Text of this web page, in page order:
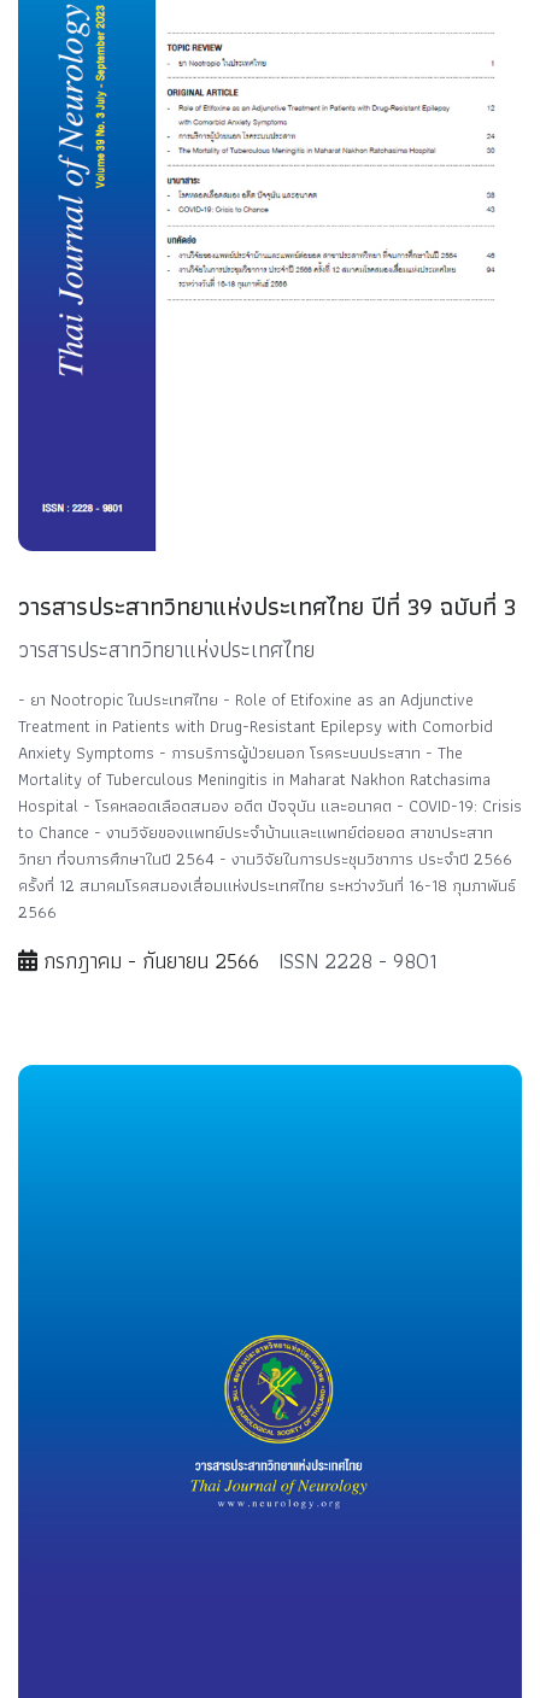
วารสารประสาทวิทยาแห่งประเทศไทย ปีที่ 39 ฉบับที่ 3
วารสารประสาทวิทยาแห่งประเทศไทย
- ยา Nootropic ในประเทศไทย - Role of Etifoxine as an Adjunctive
Treatment in Patients with Drug-Resistant Epilepsy with Comorbid
Anxiety Symptoms - การบริการผู้ป่วยนอก โรคระบบประสาท - The
Mortality of Tuberculous Meningitis in Maharat Nakhon Ratchasima
Hospital - โรคหลอดเลือดสมอง อดีต ปัจจุบัน และอนาคต - COVID-19: Crisis
to Chance - งานวิจัยของแพทย์ประจำบ้านและแพทย์ต่อยอด สาขาประสาท
วิทยา ที่จบการศึกษาในปี 2564 - งานวิจัยในการประชุมวิชาการ ประจำปี 2566
ครั้งที่ 12 สมาคมโรคสมองเสื่อมแห่งประเทศไทย ระหว่างวันที่ 16-18 กุมภาพันธ์
2566
กรกฎาคม - กันยายน 2566 ISSN 2228 - 9801